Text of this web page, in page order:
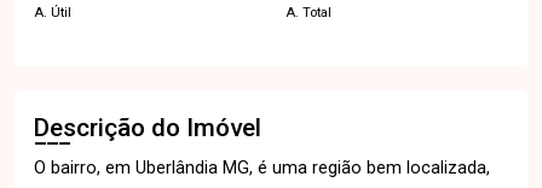
A. Útil A. Total
Descrição do Imóvel
O bairro, em Uberlândia MG, é uma região bem localizada,